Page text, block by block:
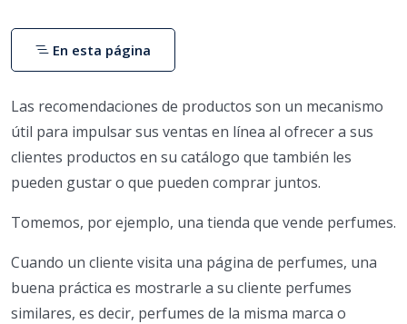
Las recomendaciones de productos son un mecanismo
útil para impulsar sus ventas en línea al ofrecer a sus
clientes productos en su catálogo que también les
pueden gustar o que pueden comprar juntos.
Tomemos, por ejemplo, una tienda que vende perfumes.
Cuando un cliente visita una página de perfumes, una
buena práctica es mostrarle a su cliente perfumes
similares, es decir, perfumes de la misma marca o
En esta página